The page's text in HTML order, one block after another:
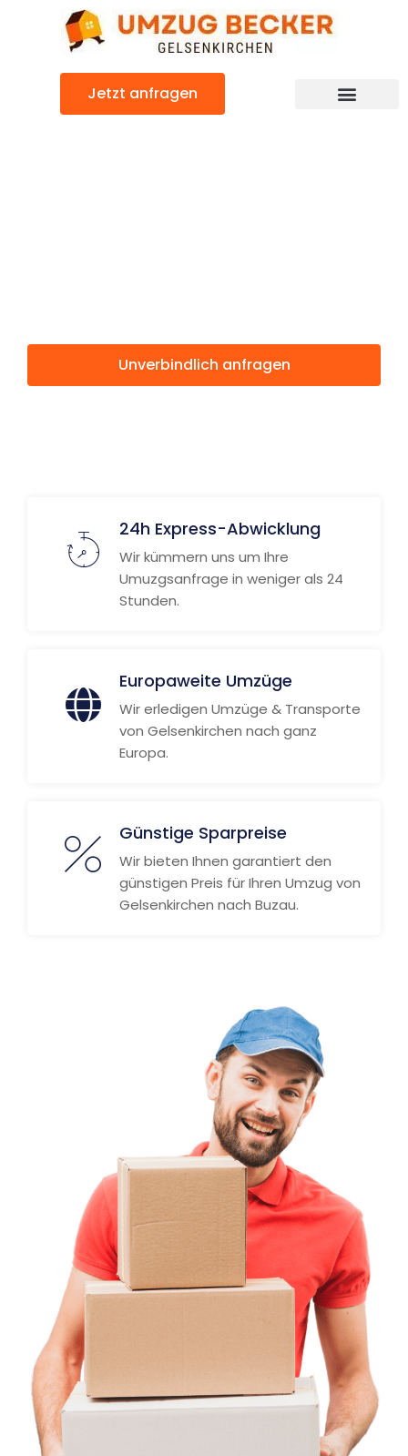
Jetzt anfragen
Unverbindlich anfragen
24h Express-Abwicklung
Wir kümmern uns um Ihre
Umuzgsanfrage in weniger als 24
Stunden.
Europaweite Umzüge
Wir erledigen Umzüge & Transporte
von Gelsenkirchen nach ganz
Europa.
Günstige Sparpreise
Wir bieten Ihnen garantiert den
günstigen Preis für Ihren Umzug von
Gelsenkirchen nach Buzau.